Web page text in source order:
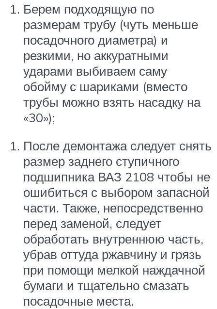
Берем подходящую по
размерам трубу (чуть меньше
посадочного диаметра) и
резкими, но аккуратными
ударами выбиваем саму
обойму с шариками (вместо
трубы можно взять насадку на
«30»);
После демонтажа следует снять
размер заднего ступичного
подшипника ВАЗ 2108 чтобы не
ошибиться с выбором запасной
части. Также, непосредственно
перед заменой, следует
обработать внутреннюю часть,
убрав оттуда ржавчину и грязь
при помощи мелкой наждачной
бумаги и тщательно смазать
посадочные места.